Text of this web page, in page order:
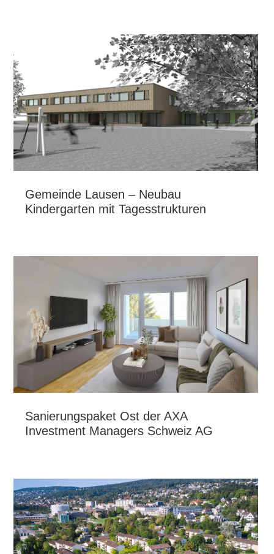
Gemeinde Lausen – Neubau
Kindergarten mit Tagesstrukturen
Sanierungspaket Ost der AXA
Investment Managers Schweiz AG